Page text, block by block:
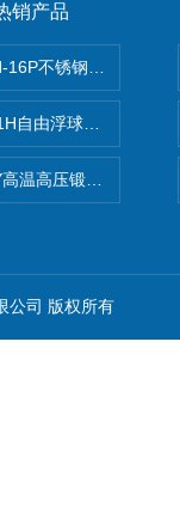
销产品
16P不锈钢硬密封球阀
自由浮球式蒸汽疏水
温高压锻钢止回阀
公司 版权所有